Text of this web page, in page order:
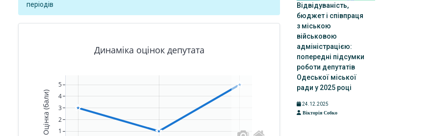
періодів
1
2
3
4
5
Динаміка оцінок депутата
Оцінка (бали)
Відвідуваність,
бюджет і співпраця
з міською
військовою
адміністрацією:
попередні підсумки
роботи депутатів
Одеської міської
ради у 2025 році
24.12.2025
Вікторія Собко